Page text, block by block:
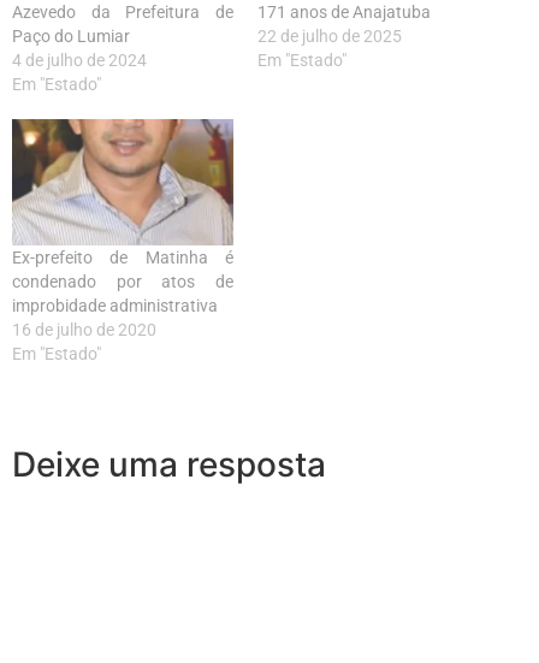
Azevedo da Prefeitura de
Paço do Lumiar
4 de julho de 2024
Em "Estado"
171 anos de Anajatuba
22 de julho de 2025
Em "Estado"
Ex-prefeito de Matinha é
condenado por atos de
improbidade administrativa
16 de julho de 2020
Em "Estado"
Deixe uma resposta